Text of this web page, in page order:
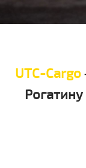
UTC-Cargo